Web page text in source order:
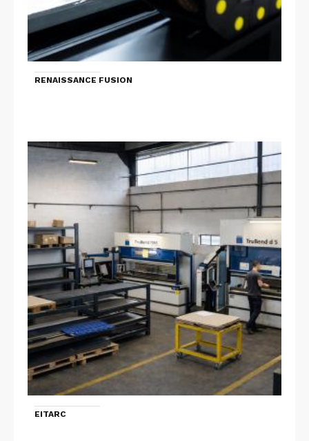
RENAISSANCE FUSION
EITARC